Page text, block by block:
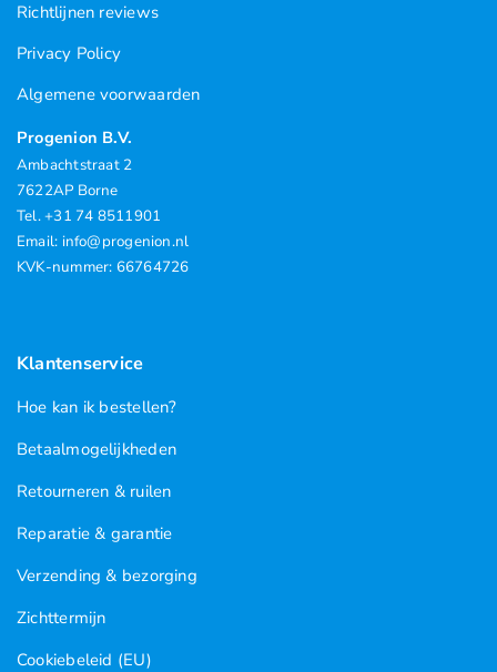
Richtlijnen reviews
Privacy Policy
Algemene voorwaarden
Progenion B.V.
Ambachtstraat 2
7622AP Borne
Tel. +31 74 8511901
Email: info@progenion.nl
KVK-nummer: 66764726
Klantenservice
Hoe kan ik bestellen?
Betaalmogelijkheden
Retourneren & ruilen
Reparatie & garantie
Verzending & bezorging
Zichttermijn
Cookiebeleid (EU)